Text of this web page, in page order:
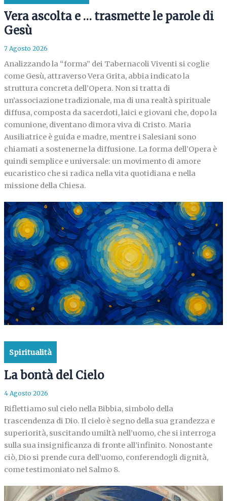
Vera ascolta e … trasmette le parole di
Gesù
7 Agosto 2026
Analizzando la “forma” dei Tabernacoli Viventi si coglie
come Gesù, attraverso Vera Grita, abbia indicato la
struttura concreta dell’Opera. Non si tratta di
un’associazione tradizionale, ma di una realtà spirituale
diffusa, composta da sacerdoti, laici e giovani che, dopo la
comunione, diventano dimora viva di Cristo. Maria
Ausiliatrice è guida e madre, mentre i Salesiani sono
chiamati a sostenerne la diffusione. La forma dell’Opera è
quindi semplice e universale: un movimento di amore
eucaristico che si radica nella vita quotidiana e nella
missione della Chiesa.
Spiritualità
La bontà del Cielo
4 Agosto 2026
Riflettiamo sul cielo nella Bibbia, simbolo della
trascendenza di Dio. Il cielo è segno della sua grandezza e
superiorità, suscitando umiltà nell’uomo, che si interroga
sulla sua insignificanza di fronte all’infinito. Nonostante
ciò, Dio si prende cura dell’uomo, conferendogli dignità,
come testimoniato nel Salmo 8.